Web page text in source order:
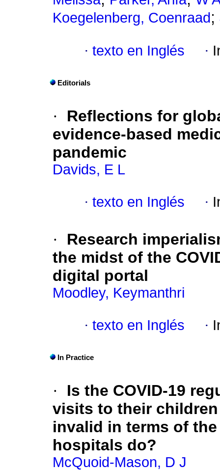
Koegelenberg, Coenraad ;
· texto en Inglés ·
Editorials
·
Reflections for
evidence-based
pandemic
Davids, E L
· texto en Inglés ·
·
Research
the midst of the
digital portal
Moodley, Keymanthri
· texto en Inglés ·
In Practice
·
Is the COVID-19
visits to their
invalid in terms of
hospitals do?
McQuoid-Mason, D J